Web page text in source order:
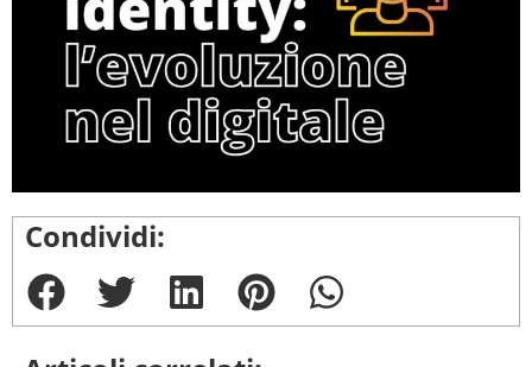
Condividi: